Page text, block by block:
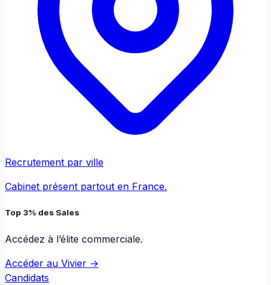
Recrutement par ville
Cabinet présent partout en France.
Top 3% des Sales
Accédez à l’élite commerciale.
Accéder au Vivier →
Candidats